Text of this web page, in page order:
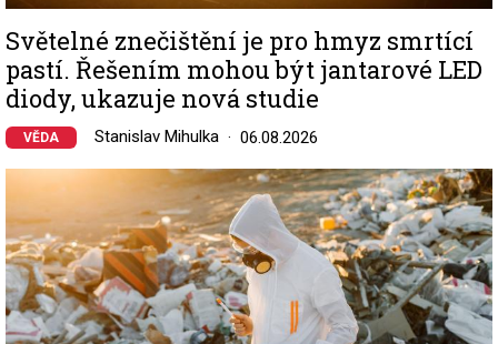
Světelné znečištění je pro hmyz smrtící
pastí. Řešením mohou být jantarové LED
diody, ukazuje nová studie
VĚDA Stanislav Mihulka 06.08.2026
Image